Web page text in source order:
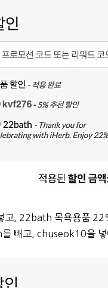
고, 22bath 목욕용품
빼고, chuseok10을 넣